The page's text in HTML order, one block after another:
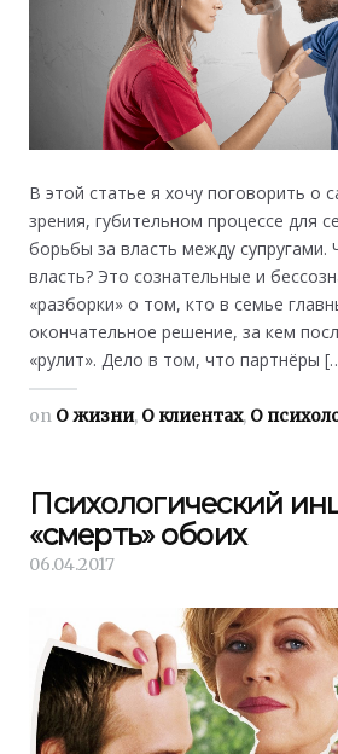
В этой статье я хочу поговорить о
зрения, губительном процессе для
борьбы за власть между супругами.
власть? Это сознательные и
«разборки» о том, кто в семье
окончательное решение, за кем
«рулит». Дело в том, что партнёры
on О жизни, О клиентах, О
Психологический
«смерть» обоих
06.04.2017